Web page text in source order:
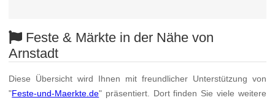
Feste & Märkte in der Nähe von
Arnstadt
Diese Übersicht wird Ihnen mit freundlicher Unterstützung von
"Feste-und-Maerkte.de" präsentiert. Dort finden Sie viele weitere